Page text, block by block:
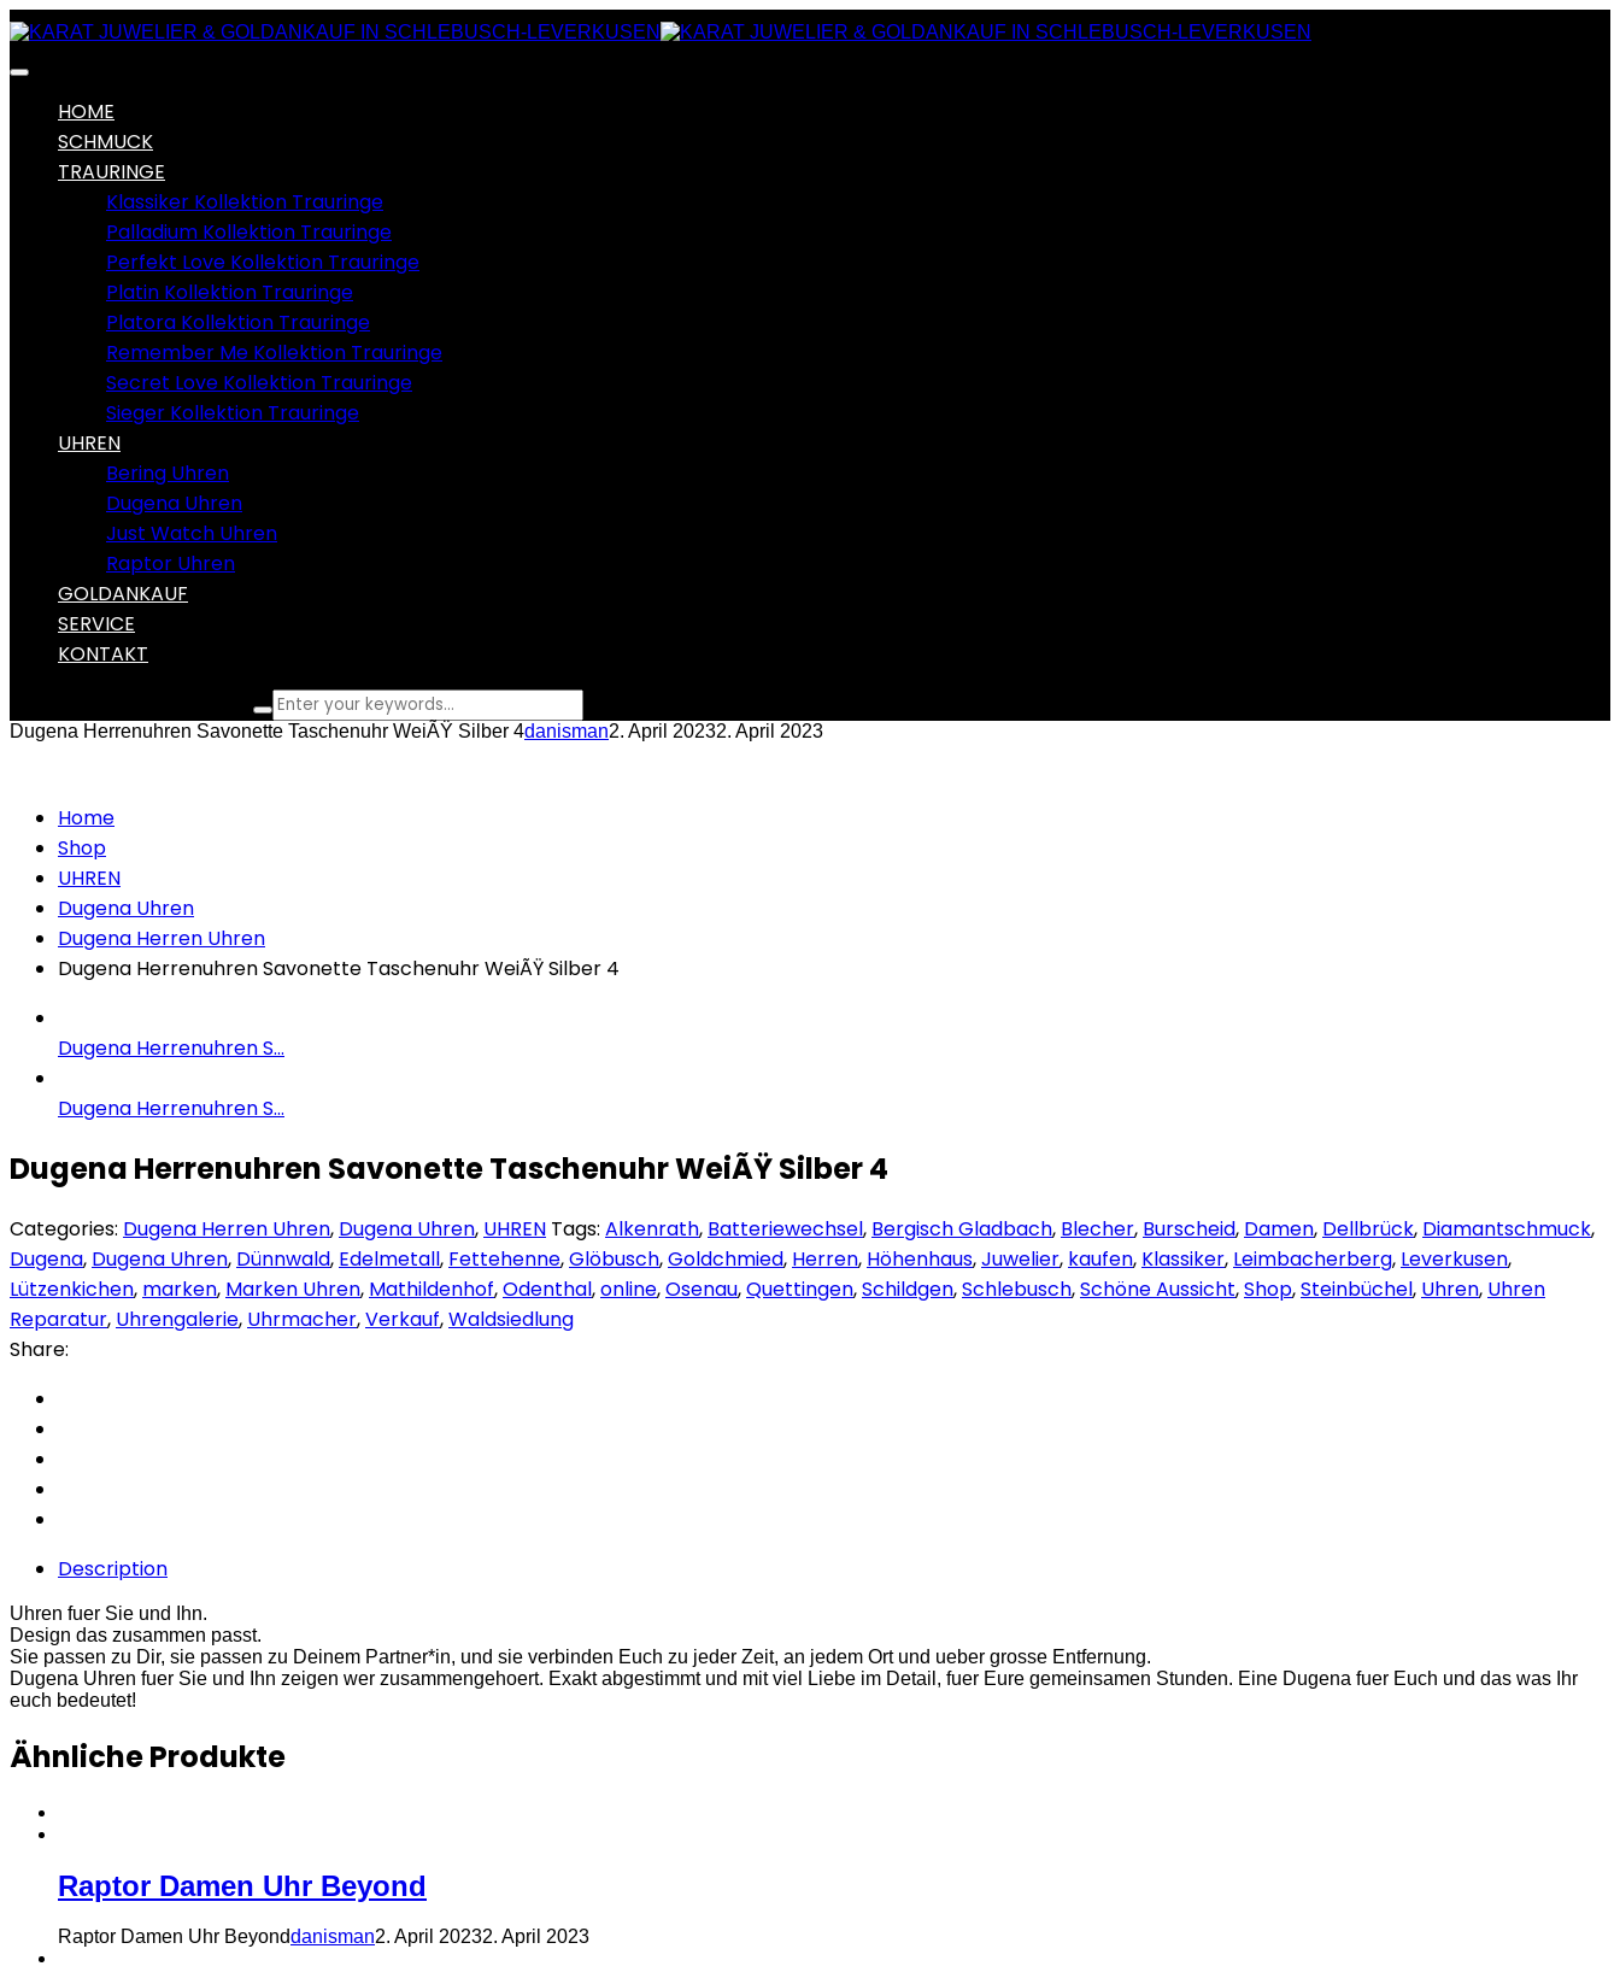
HOME
SCHMUCK
TRAURINGE
Klassiker Kollektion Trauringe
Palladium Kollektion Trauringe
Perfekt Love Kollektion Trauringe
Platin Kollektion Trauringe
Platora Kollektion Trauringe
Remember Me Kollektion Trauringe
Secret Love Kollektion Trauringe
Sieger Kollektion Trauringe
UHREN
Bering Uhren
Dugena Uhren
Just Watch Uhren
Raptor Uhren
GOLDANKAUF
SERVICE
KONTAKT
Dugena Herrenuhren Savonette Taschenuhr WeiÃŸ Silber 4danisman2. April 20232. April 2023
Home
Shop
UHREN
Dugena Uhren
Dugena Herren Uhren
Dugena Herrenuhren Savonette Taschenuhr WeiÃŸ Silber 4
Dugena Herrenuhren S...
Dugena Herrenuhren S...
Dugena Herrenuhren Savonette Taschenuhr WeiÃŸ Silber 4
Categories: Dugena Herren Uhren, Dugena Uhren, UHREN Tags: Alkenrath, Batteriewechsel, Bergisch Gladbach, Blecher, Burscheid, Damen, Dellbrück, Diamantschmuck,
Dugena, Dugena Uhren, Dünnwald, Edelmetall, Fettehenne,Glöbusch,Goldchmied, Herren, Höhenhaus,Juwelier, kaufen, Klassiker, Leimbacherberg, Leverkusen,
Lützenkichen, marken, Marken Uhren, Mathildenhof,Odenthal,online,Osenau,Quettingen,Schildgen,Schlebusch,Schöne Aussicht,Shop,Steinbüchel, Uhren, Uhren
Reparatur, Uhrengalerie, Uhrmacher,Verkauf,Waldsiedlung
Share:
Description
Uhren fuer Sie und Ihn.
Design das zusammen passt.
Sie passen zu Dir, sie passen zu Deinem Partner*in, und sie verbinden Euch zu jeder Zeit, an jedem Ort und ueber grosse Entfernung.
Dugena Uhren fuer Sie und Ihn zeigen wer zusammengehoert. Exakt abgestimmt und mit viel Liebe im Detail, fuer Eure gemeinsamen Stunden. Eine Dugena fuer Euch und das was Ihr
euch bedeutet!
Ähnliche Produkte
Raptor Damen Uhr Beyond
Raptor Damen Uhr Beyonddanisman2. April 20232. April 2023